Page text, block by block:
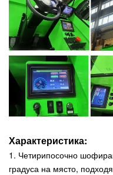
Характеристика:
1. Четирипосочно
градуса на място,